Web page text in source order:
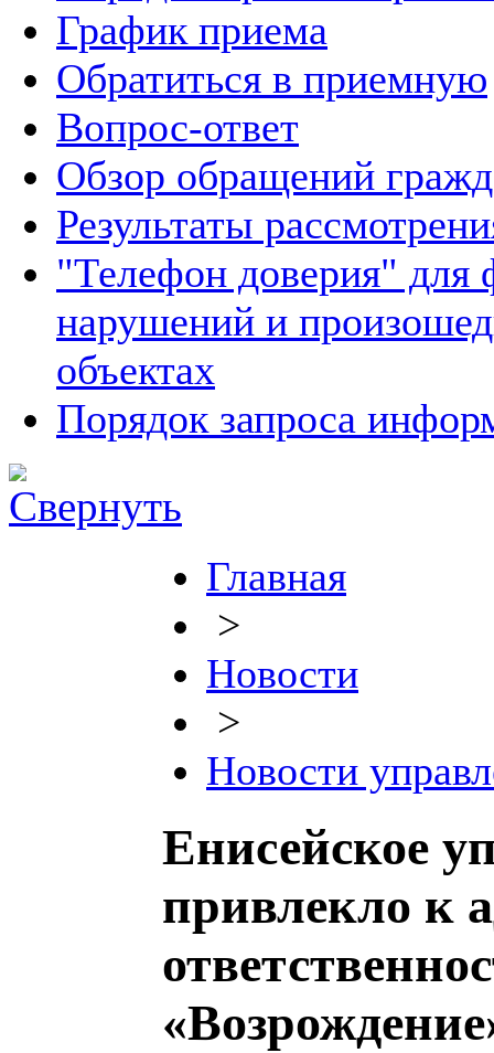
График приема
Обратиться в приемную
Вопрос-ответ
Обзор обращений
Результаты
"Телефон доверия" для
нарушений и
объектах
Порядок запроса
Главная
>
Новости
>
Новости
Енисейское
привлекло к